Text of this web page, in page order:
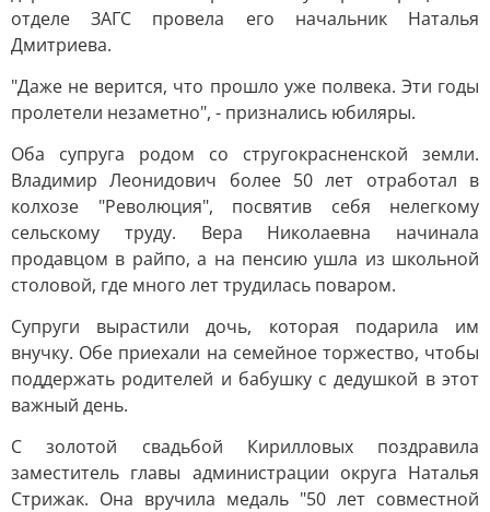
отделе ЗАГС провела его начальник Наталья
Дмитриева.
"Даже не верится, что прошло уже полвека. Эти годы
пролетели незаметно", - признались юбиляры.
Оба супруга родом со стругокрасненской земли.
Владимир Леонидович более 50 лет отработал в
колхозе "Революция", посвятив себя нелегкому
сельскому труду. Вера Николаевна начинала
продавцом в райпо, а на пенсию ушла из школьной
столовой, где много лет трудилась поваром.
Супруги вырастили дочь, которая подарила им
внучку. Обе приехали на семейное торжество, чтобы
поддержать родителей и бабушку с дедушкой в этот
важный день.
С золотой свадьбой Кирилловых поздравила
заместитель главы администрации округа Наталья
Стрижак. Она вручила медаль "50 лет совместной